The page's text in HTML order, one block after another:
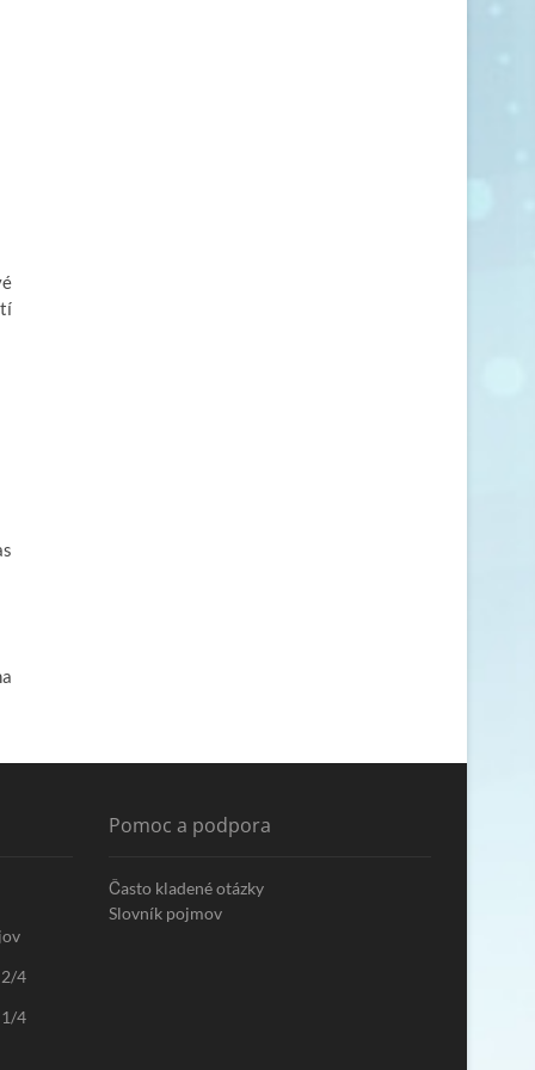
4
4
Pomoc a podpora
Často kladené otázky
Slovník pojmov